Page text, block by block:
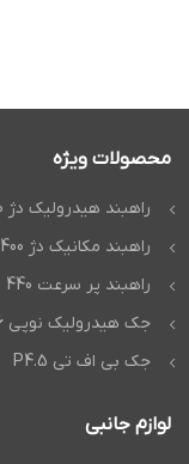
محصولات ویژه
راهبند هیدرولیک دژ 800
راهبند مکانیک دژ 400
راهبند پر سرعت 440
جک هیدرولیک نوپی 66
جک بی اف تی P4.5
لوازم جانبی